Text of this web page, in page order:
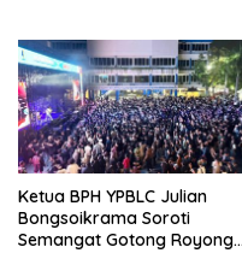
Ketua BPH YPBLC Julian
Bongsoikrama Soroti
Semangat Gotong Royong